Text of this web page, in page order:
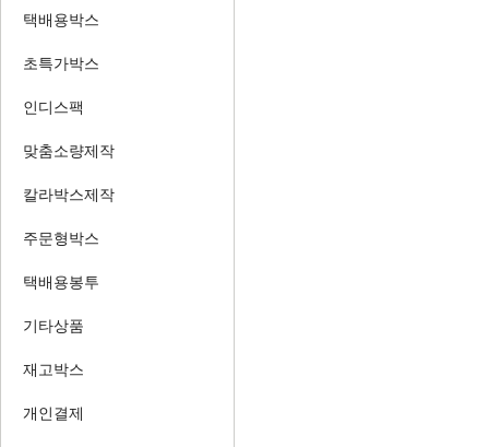
택배용박스
초특가박스
인디스팩
맞춤소량제작
칼라박스제작
주문형박스
택배용봉투
기타상품
재고박스
개인결제